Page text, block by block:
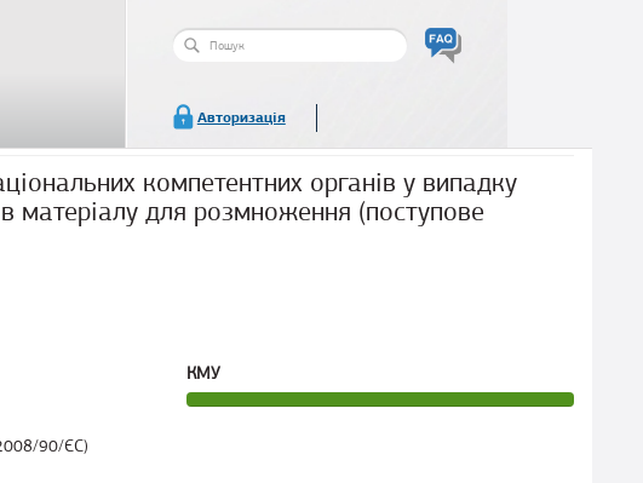
Пошукова
Авторизація
компетентних органів у випадку
матеріалу для розмноження (поступове
90/ЄС)
КМУ